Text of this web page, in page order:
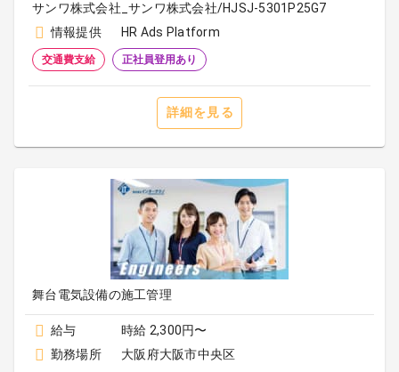
サンワ株式会社_サンワ株式会社/HJSJ-5301P25G7
情報提供
HR Ads Platform
交通費支給 正社員登用あり
詳細を見る
舞台電気設備の施工管理
給与
時給 2,300円〜
勤務場所
大阪府大阪市中央区